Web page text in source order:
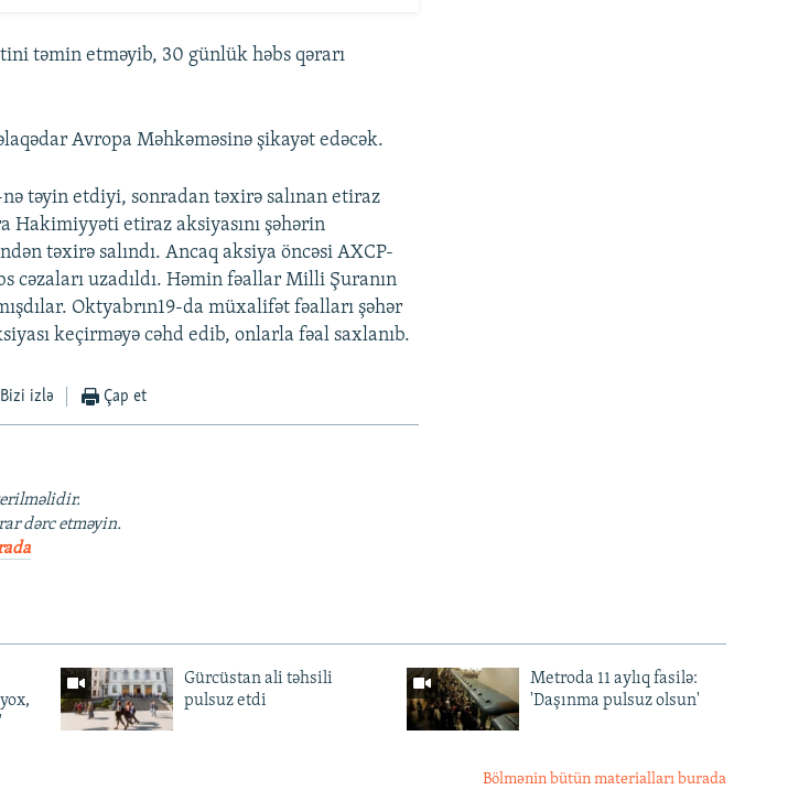
təmin etməyib, 30 günlük həbs qərarı
Avropa Məhkəməsinə şikayət edəcək.
təyin etdiyi, sonradan təxirə salınan etiraz
Hakimiyyəti etiraz aksiyasını şəhərin
təxirə salındı. Ancaq aksiya öncəsi AXCP-
uzadıldı. Həmin fəallar Milli Şuranın
Oktyabrın19-da müxalifət fəalları şəhər
keçirməyə cəhd edib, onlarla fəal saxlanıb.
Bizi izlə Çap et
dərc etməyin.
Gürcüstan ali təhsili
pulsuz etdi
Metroda 11 aylıq fasilə:
'Daşınma pulsuz olsun'
Bölmənin bütün materialları burada